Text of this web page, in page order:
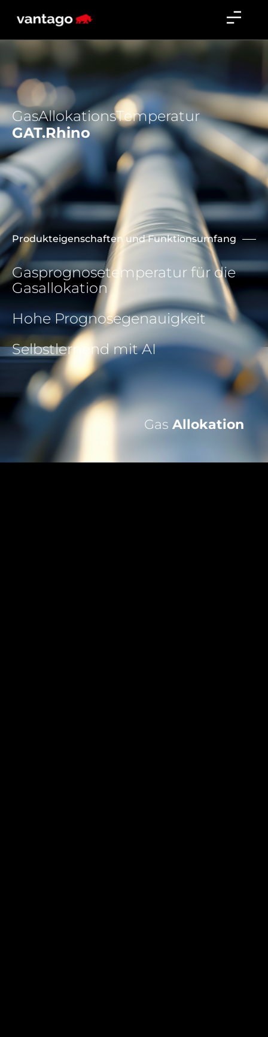
GasAllokationsTemperatur
GAT.Rhino
Produkteigenschaften und Funktionsumfang​
Gasprognosetemperatur für die
Gasallokation
Hohe Prognosegenauigkeit
Selbstlernend mit AI
Gas Allokation